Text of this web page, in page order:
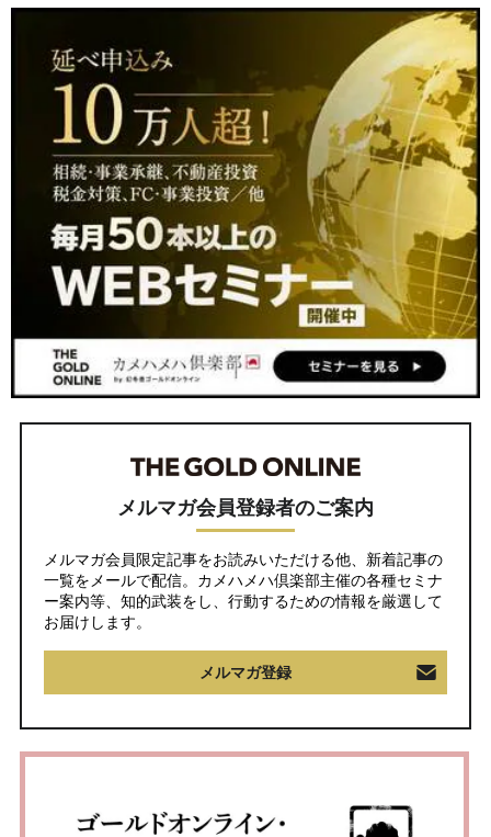
メルマガ会員登録者のご案内
メルマガ会員限定記事をお読みいただける他、新着記事の
一覧をメールで配信。カメハメハ倶楽部主催の各種セミナ
ー案内等、知的武装をし、行動するための情報を厳選して
お届けします。
メルマガ登録